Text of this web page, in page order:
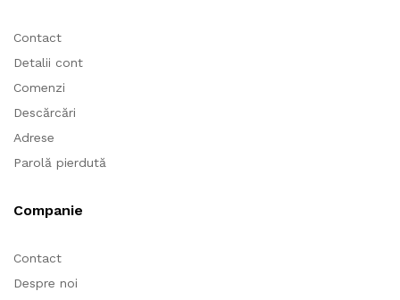
Contact
Detalii cont
Comenzi
Descărcări
Adrese
Parolă pierdută
Companie
Contact
Despre noi